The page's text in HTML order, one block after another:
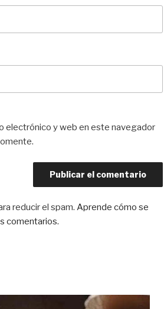
electrónico y web en este navegador
reducir el spam. Aprende cómo se
comentarios.